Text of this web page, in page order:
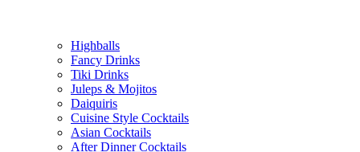
Highballs
Fancy Drinks
Tiki Drinks
Juleps & Mojitos
Daiquiris
Cuisine Style Cocktails
Asian Cocktails
After Dinner Cocktails